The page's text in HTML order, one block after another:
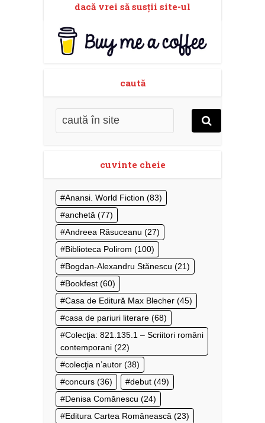
dacă vrei să susţii site-ul
caută
cuvinte cheie
Anansi. World Fiction (83)
anchetă (77)
Andreea Răsuceanu (27)
Biblioteca Polirom (100)
Bogdan-Alexandru Stănescu (21)
Bookfest (60)
Casa de Editură Max Blecher (45)
casa de pariuri literare (68)
Colecţia: 821.135.1 – Scriitori români
contemporani (22)
colecţia n’autor (38)
concurs (36) debut (49)
Denisa Comănescu (24)
Editura Cartea Românească (23)